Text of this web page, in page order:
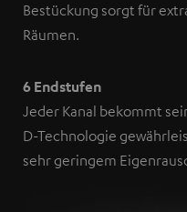
Bestückung sorgt für
Räumen.
6 Endstufen
Jeder Kanal bekommt
D-Technologie
sehr geringem